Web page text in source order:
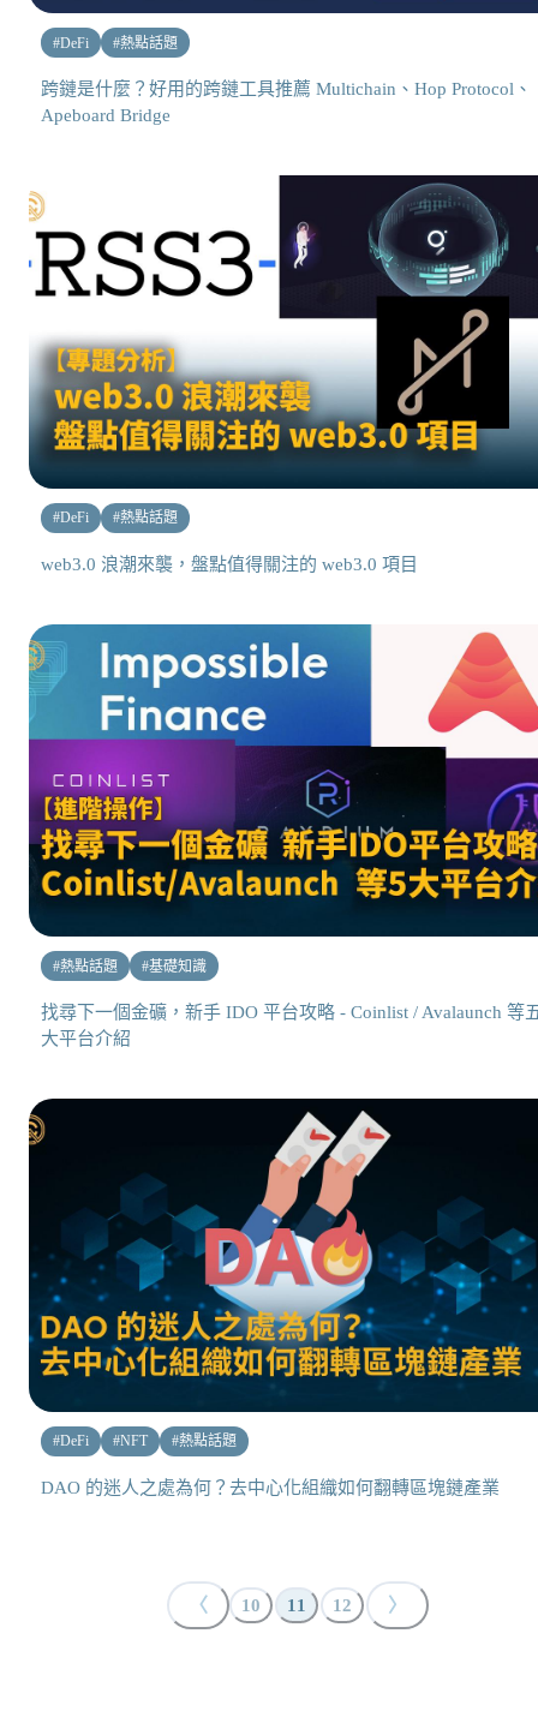
#DeFi #熱點話題
跨鏈是什麼？好用的跨鏈工具推薦 Multichain、Hop Protocol、
Apeboard Bridge
#DeFi #熱點話題
web3.0 浪潮來襲，盤點值得關注的 web3.0 項目
#熱點話題 #基礎知識
找尋下一個金礦，新手 IDO 平台攻略 - Coinlist / Avalaunch 等
大平台介紹
#DeFi #NFT #熱點話題
DAO 的迷人之處為何？去中心化組織如何翻轉區塊鏈產業
〈 10 11 12 〉